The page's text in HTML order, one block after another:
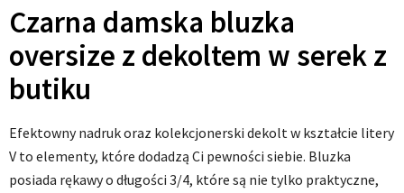
Czarna damska bluzka
oversize z dekoltem w serek z
butiku
Efektowny nadruk oraz kolekcjonerski dekolt w kształcie litery
V to elementy, które dodadzą Ci pewności siebie. Bluzka
posiada rękawy o długości 3/4, które są nie tylko praktyczne,